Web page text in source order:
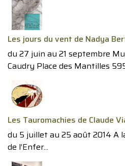
Les jours du vent de Nadya
du 27 juin au 21 septembre
Caudry Place des Mantilles
Les Tauromachies de Claude
du 5 juillet au 25 août 2014 A
de l’Enfer...